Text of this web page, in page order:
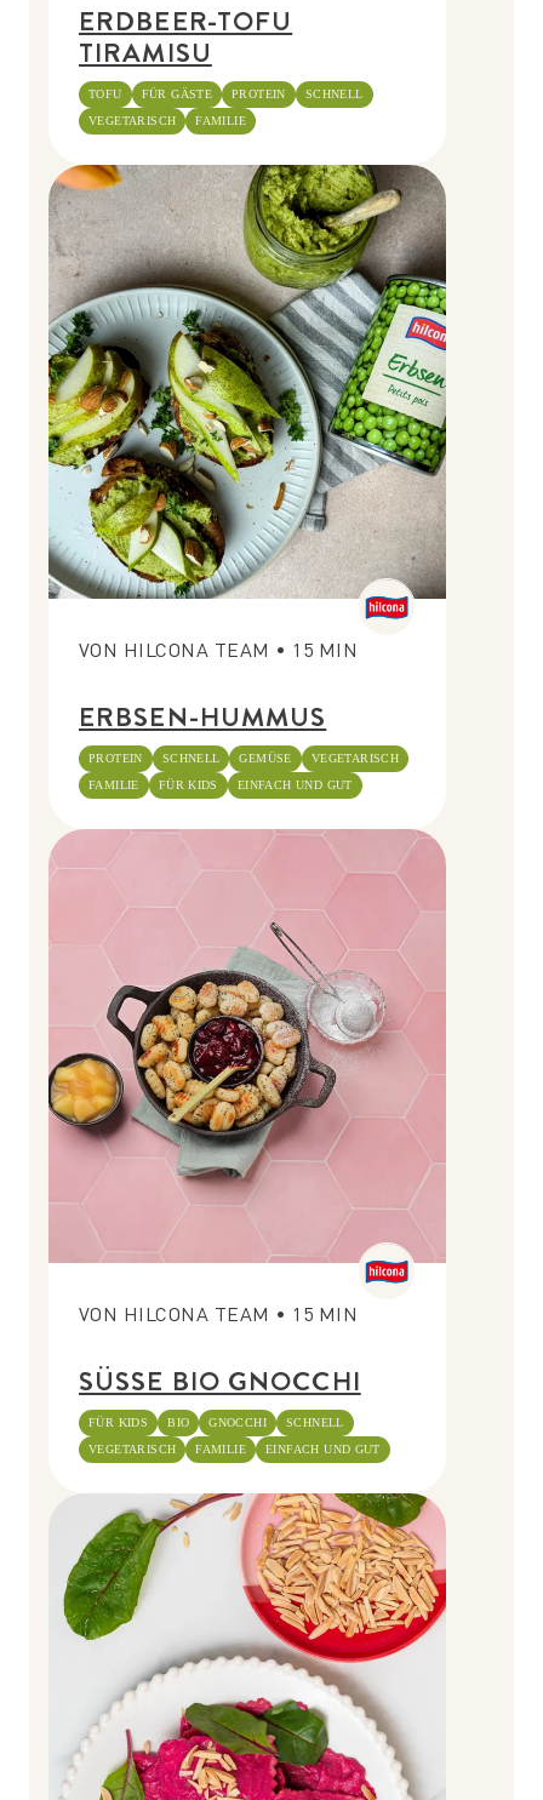
ERDBEER-TOFU
TIRAMISU
TOFU FÜR GÄSTE PROTEIN
SCHNELL
VEGETARISCH
FAMILIE
VON HILCONA TEAM • 15 MIN
ERBSEN-HUMMUS
PROTEIN SCHNELL GEMÜSE
VEGETARISCH
FAMILIE
FÜR KIDS EINFACH UND GUT
VON HILCONA TEAM • 15 MIN
SÜSSE BIO GNOCCHI
FÜR KIDS BIO GNOCCHI
SCHNELL
VEGETARISCH
FAMILIE EINFACH UND GUT